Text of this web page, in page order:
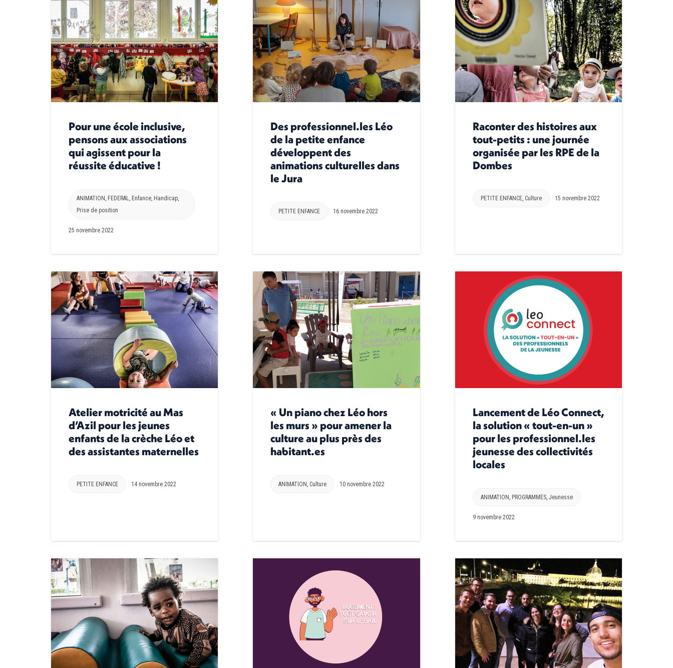
Pour une école inclusive,
pensons aux associations
qui agissent pour la
réussite éducative !
ANIMATION FEDERAL Enfance Handicap
Prise de position
25 novembre 2022
Des professionnel.les Léo
de la petite enfance
développent des
animations culturelles dans
le Jura
PETITE ENFANCE 16 novembre 2022
Raconter des histoires aux
tout-petits : une journée
organisée par les RPE de la
Dombes
PETITE ENFANCE, Culture 15 novembre 2022
Atelier motricité au Mas
d’Azil pour les jeunes
enfants de la crèche Léo et
des assistantes maternelles
PETITE ENFANCE 14 novembre 2022
« Un piano chez Léo hors
les murs » pour amener la
culture au plus près des
habitant.es
ANIMATION , Culture 10 novembre 2022
Lancement de Léo Connect,
la solution « tout-en-un »
pour les professionnel.les
jeunesse des collectivités
locales
ANIMATION , PROGRAMMES, Jeunesse
9 novembre 2022